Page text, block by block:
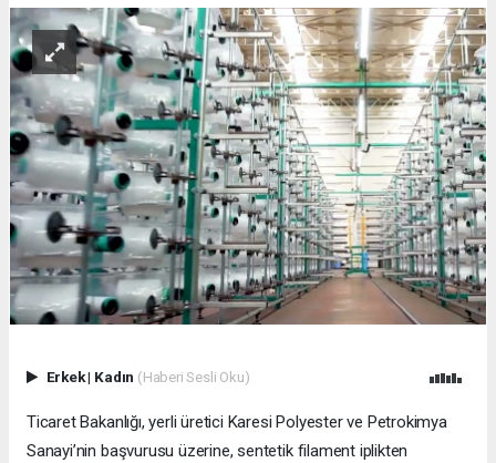
Erkek| Kadın (Haberi Sesli Oku)
Ticaret Bakanlığı, yerli üretici Karesi Polyester ve Petrokimya
Sanayi’nin başvurusu üzerine, sentetik filament iplikten